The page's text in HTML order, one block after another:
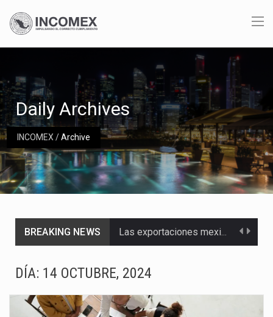
INCOMEX/Archive
Daily Archives
BREAKING NEWS Las exportaciones mexicanas de vehículos ligeros disminuyeron 9.67 % en julio a tasa anual, alcanzando…
DÍA: 14 OCTUBRE, 2024